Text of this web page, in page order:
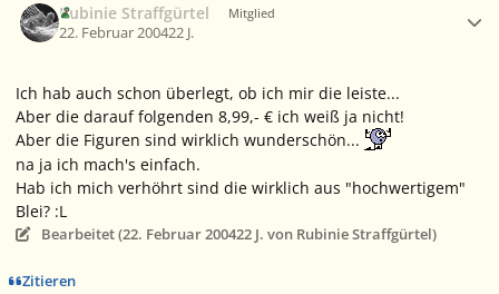
Rubinie Straffgürtel Mitglied
22. Februar 200422 J.
Ich hab auch schon überlegt, ob ich mir die leiste...
Aber die darauf folgenden 8,99,- € ich weiß ja nicht!
Aber die Figuren sind wirklich wunderschön...
na ja ich mach's einfach.
Hab ich mich verhöhrt sind die wirklich aus "hochwertigem"
Blei? :L
Bearbeitet (22. Februar 200422 J. von Rubinie Straffgürtel)
Zitieren